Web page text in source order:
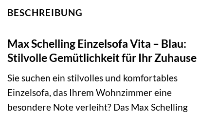
BESCHREIBUNG
Max Schelling Einzelsofa Vita – Blau:
Stilvolle Gemütlichkeit für Ihr Zuhause
Sie suchen ein stilvolles und komfortables
Einzelsofa, das Ihrem Wohnzimmer eine
besondere Note verleiht? Das Max Schelling